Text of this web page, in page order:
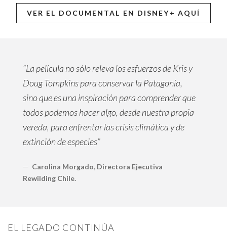
VER EL DOCUMENTAL EN DISNEY+ AQUÍ
“La película no sólo releva los esfuerzos de Kris y
Doug Tompkins para conservar la Patagonia,
sino que es una inspiración para comprender que
todos podemos hacer algo, desde nuestra propia
vereda, para enfrentar las crisis climática y de
extinción de especies”
Carolina Morgado, Directora Ejecutiva
Rewilding Chile.
EL LEGADO CONTINÚA